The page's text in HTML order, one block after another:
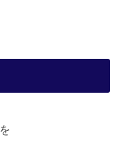
を